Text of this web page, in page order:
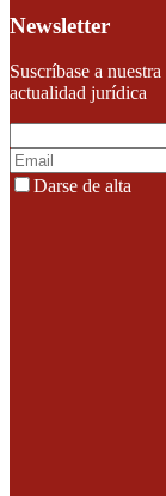
Newsletter
Suscríbase a
actualidad jurídica
Darse de alta